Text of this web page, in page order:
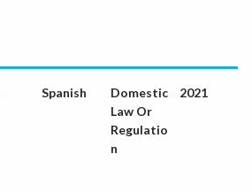
Spanish
Domestic
Law Or
Regulatio
n
2021